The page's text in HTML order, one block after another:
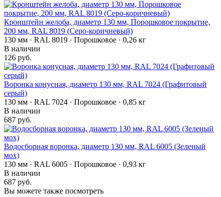
Кронштейн желоба, диаметр 130 мм, Порошковое покрытие,
200 мм, RAL 8019 (Серо-коричневый)
130 мм · RAL 8019 · Порошковое · 0,26 кг
В наличии
126 руб.
Воронка конусная, диаметр 130 мм, RAL 7024 (Графитовый
серый)
130 мм · RAL 7024 · Порошковое · 0,85 кг
В наличии
687 руб.
Водосборная воронка, диаметр 130 мм, RAL 6005 (Зеленый
мох)
130 мм · RAL 6005 · Порошковое · 0,93 кг
В наличии
687 руб.
Вы можете также посмотреть